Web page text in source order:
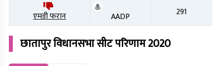
एमडी फरान AADP 291
छातापुरविधानसभा सीट परिणाम2020